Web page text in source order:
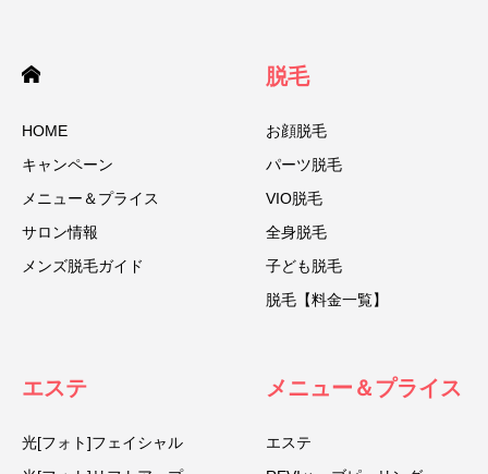
HOME
キャンペーン
メニュー＆プライス
サロン情報
メンズ脱毛ガイド
脱毛
お顔脱毛
パーツ脱毛
VIO脱毛
全身脱毛
子ども脱毛
脱毛【料金一覧】
エステ
光[フォト]フェイシャル
メニュー＆プライス
エステ